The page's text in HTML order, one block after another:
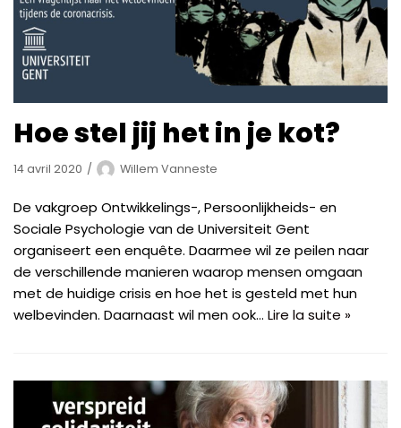
Hoe stel jij het in je kot?
14 avril 2020 Willem Vanneste
De vakgroep Ontwikkelings-, Persoonlijkheids- en
Sociale Psychologie van de Universiteit Gent
organiseert een enquête. Daarmee wil ze peilen naar
de verschillende manieren waarop mensen omgaan
met de huidige crisis en hoe het is gesteld met hun
welbevinden. Daarnaast wil men ook… Lire la suite »